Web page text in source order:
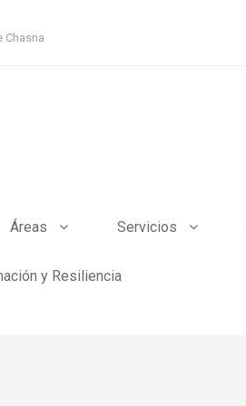
Chasna
Áreas Servicios
y Resiliencia